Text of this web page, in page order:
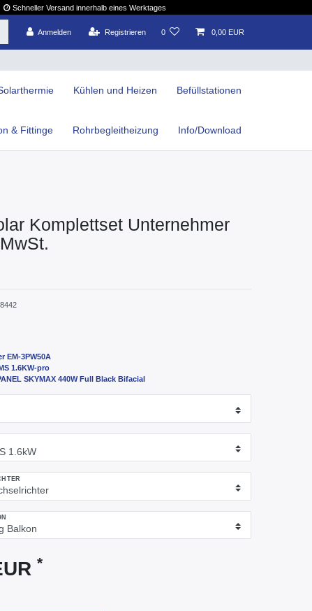
Schneller Versand innerhalb eines Werktages
Anmelden Registrieren 0 0,00 EUR
Kühlen und Heizen Befüllstationen
& Fittinge Rohrbegleitheizung Info/Download
Komplettset Unternehmer
EM-3PW50A
1.6KW-pro
SKYMAX 440W Full Black Bifacial
*